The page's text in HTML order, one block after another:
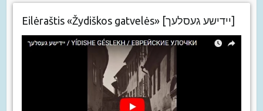
Eilėraštis «Žydiškos gatvelės» [יידישע געסלעך]